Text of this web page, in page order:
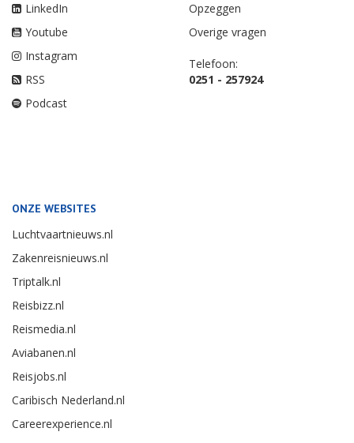
LinkedIn
Youtube
Instagram
RSS
Podcast
Opzeggen
Overige vragen
Telefoon:
0251 - 257924
ONZE WEBSITES
Luchtvaartnieuws.nl
Zakenreisnieuws.nl
Triptalk.nl
Reisbizz.nl
Reismedia.nl
Aviabanen.nl
Reisjobs.nl
Caribisch Nederland.nl
Careerexperience.nl